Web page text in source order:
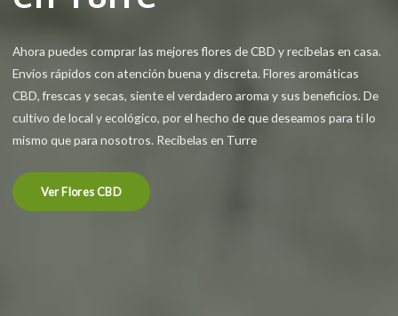
Ahora puedes comprar las mejores flores de CBD y recíbelas en casa.
Envíos rápidos con atención buena y discreta. Flores aromáticas
CBD, frescas y secas, siente el verdadero aroma y sus beneficios. De
cultivo de local y ecológico, por el hecho de que deseamos para ti lo
mismo que para nosotros. Recíbelas en Turre
Ver Flores CBD